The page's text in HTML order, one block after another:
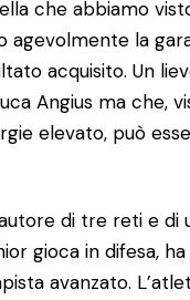
che abbiamo
agevolmente la
acquisito. Un
Angius ma che,
elevato, può
di tre reti e di
gioca in difesa,
avanzato.